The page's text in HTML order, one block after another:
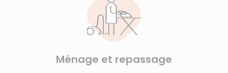
Ménage et repassage